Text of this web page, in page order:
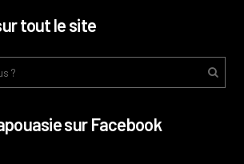
tout le site
sur Facebook